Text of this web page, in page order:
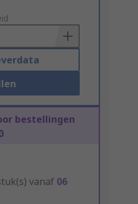
bestellingen
vanaf 06